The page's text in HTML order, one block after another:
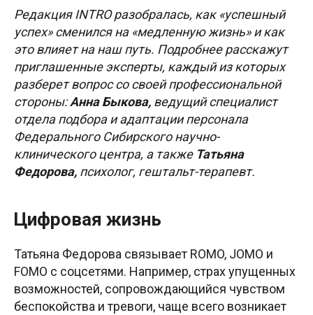
Редакция INTRO разобралась, как «успешный
успех» сменился на «медленную жизнь» и как
это влияет на наш путь. Подробнее расскажут
приглашенные эксперты, каждый из которых
разберет вопрос со своей профессиональной
стороны:Анна Быкова, ведущий специалист
отдела подбора и адаптации персонала
Федерального Сибирского научно-
клинического центра, а также Татьяна
Федорова, психолог, гештальт-терапевт.
Цифровая жизнь
Татьяна Федорова связывает ROMO, JOMO и
FOMO с соцсетями. Например, страх упущенных
возможностей, сопровождающийся чувством
беспокойства и тревоги, чаще всего возникает